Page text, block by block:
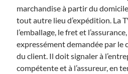
marchandise à partir du
tout autre lieu d’expédition. La
l’emballage, le fret et
expressément demandée par le
du client. Il doit signaler à
compétente et à l’assureur, en